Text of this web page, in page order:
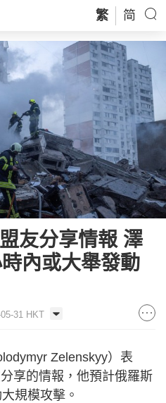
繁 简
友分享情報 澤
內或大舉發動
31 HKT
Zelenskyy）表
享的情報，他預計俄羅斯
規模攻擊。